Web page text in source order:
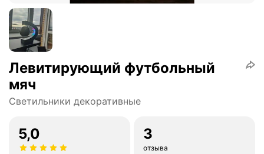
Левитирующий футбольный
мяч
Светильники декоративные
5,0 3
отзыва